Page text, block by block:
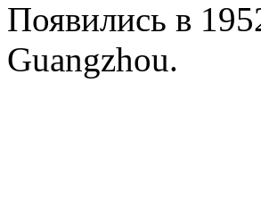
Появились в
Guangzhou.